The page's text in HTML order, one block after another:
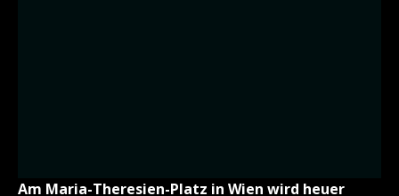
Am Maria-Theresien-Platz in Wien wird heuer